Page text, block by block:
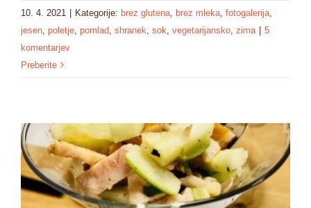
10. 4. 2021 | Kategorije: brez glutena brez mleka fotogalerija
jesen poletje pomlad shranek sok vegetarijansko zima | 5
komentarjev
Preberite